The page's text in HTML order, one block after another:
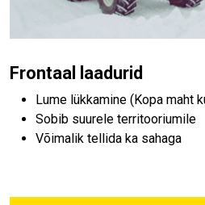
Frontaal laadurid
Lume lükkamine (Kopa maht
Sobib suurele territooriumile
Võimalik tellida ka sahaga